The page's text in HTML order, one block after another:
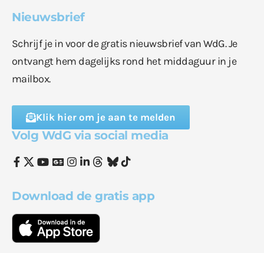
Nieuwsbrief
Schrijf je in voor de gratis nieuwsbrief van WdG. Je
ontvangt hem dagelijks rond het middaguur in je
mailbox.
Klik hier om je aan te melden
Volg WdG via social media
Download de gratis app